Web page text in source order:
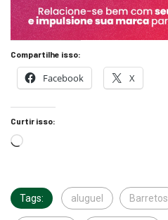
Compartilhe isso:
Facebook X
Curtir isso:
Tags: aluguel Barretos